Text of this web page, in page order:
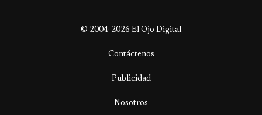
© 2004-2026 El Ojo Digital
Contáctenos
Publicidad
Nosotros